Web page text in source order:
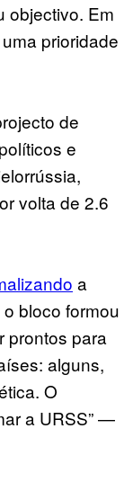
objectivo. Em
prioridade
de
e
volta de 2.6
a
bloco formou
prontos para
alguns,
O
a URSS” —